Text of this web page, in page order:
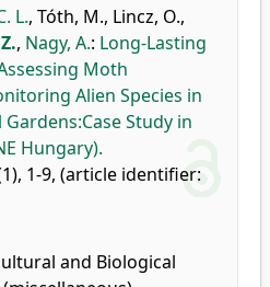
L., Tóth, M., Lincz, O.,
, Nagy, A.: Long-Lasting
Moth
Alien Species in
Study in
Hungary).
1-9, (article identifier:
and Biological